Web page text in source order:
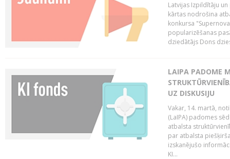
Latvijas Izpildītāju
kārtas nodrošina
konkursa
popularizēšanas
dziedātājs Dons
LAIPA PADOME
UZ DISKUSIJU
Vakar, 14. martā,
(LaIPA) padomes
atbalsta
par atbalsta
izskanējušo
KI...